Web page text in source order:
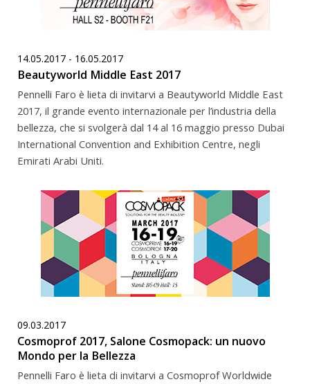
14.05.2017 - 16.05.2017
Beautyworld Middle East 2017
Pennelli Faro è lieta di invitarvi a Beautyworld Middle East
2017, il grande evento internazionale per l’industria della
bellezza, che si svolgerà dal 14 al 16 maggio presso Dubai
International Convention and Exhibition Centre, negli
Emirati Arabi Uniti.
09.03.2017
Cosmoprof 2017, Salone Cosmopack: un nuovo
Mondo per la Bellezza
Pennelli Faro è lieta di invitarvi a Cosmoprof Worldwide